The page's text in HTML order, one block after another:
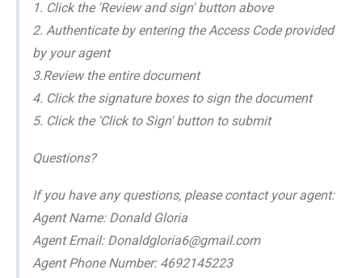
1. Click the 'Review and sign' button above
2. Authenticate by entering the Access Code provided
by your agent
3.Review the entire document
4. Click the signature boxes to sign the document
5. Click the 'Click to Sign' button to submit
Questions?
If you have any questions, please contact your agent:
Agent Name: Donald Gloria
Agent Email: Donaldgloria6@gmail.com
Agent Phone Number: 4692145223